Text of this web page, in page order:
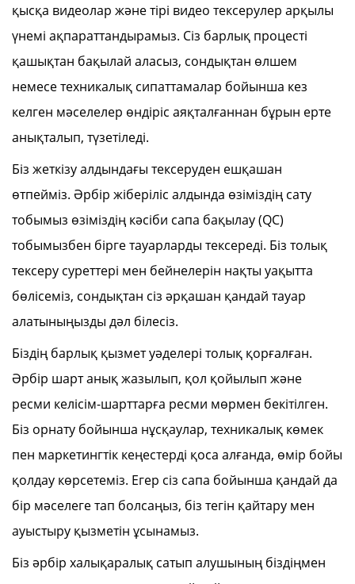
қысқа видеолар және тірі видео тексерулер арқылы
үнемі ақпараттандырамыз. Сіз барлық процесті
қашықтан бақылай аласыз, сондықтан өлшем
немесе техникалық сипаттамалар бойынша кез
келген мәселелер өндіріс аяқталғаннан бұрын ерте
анықталып, түзетіледі.
Біз жеткізу алдындағы тексеруден ешқашан
өтпейміз. Әрбір жіберіліс алдында өзіміздің сату
тобымыз өзіміздің кәсіби сапа бақылау (QC)
тобымызбен бірге тауарларды тексереді. Біз толық
тексеру суреттері мен бейнелерін нақты уақытта
бөлісеміз, сондықтан сіз әрқашан қандай тауар
алатыныңызды дәл білесіз.
Біздің барлық қызмет уәделері толық қорғалған.
Әрбір шарт анық жазылып, қол қойылып және
ресми келісім-шарттарға ресми мөрмен бекітілген.
Біз орнату бойынша нұсқаулар, техникалық көмек
пен маркетингтік кеңестерді қоса алғанда, өмір бойы
қолдау көрсетеміз. Егер сіз сапа бойынша қандай да
бір мәселеге тап болсаңыз, біз тегін қайтару мен
ауыстыру қызметін ұсынамыз.
Біз әрбір халықаралық сатып алушының біздіңмен